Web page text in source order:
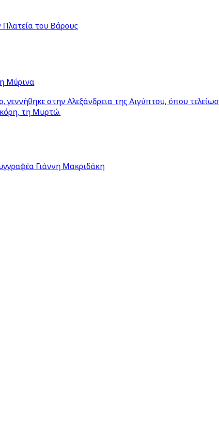
του Βάρους
Μύρινα
στην Αλεξάνδρεια της Αιγύπτου, όπου
κόρη, τη Μυρτώ.
Γιάννη Μακριδάκη